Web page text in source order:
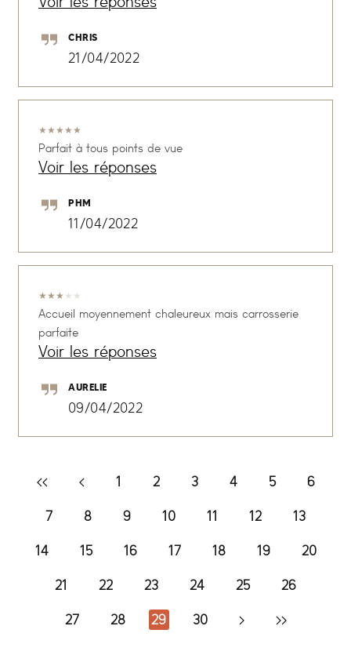
CHRIS
21/04/2022
★★★★★
Parfait à tous points de vue
Voir les réponses
PHM
11/04/2022
★★★★ ★
Accueil moyennement chaleureux mais carrosserie
parfaite
Voir les réponses
AURELIE
09/04/2022
1 2 3 4 5
6
7
8 9 10 11 12
13
14
15 16 17 18 19
20
21
22 23 24 25
26
27
28 29 30